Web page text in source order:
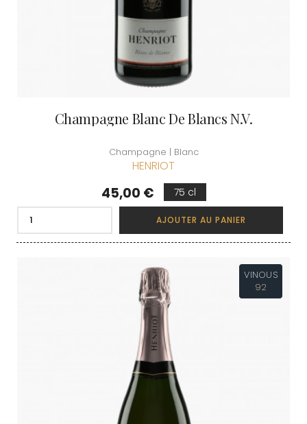
Champagne Blanc De Blancs N.V.
Champagne | Blanc
HENRIOT
Prix
45,00 € 75 cl
AJOUTER AU PANIER
VINOUS
92